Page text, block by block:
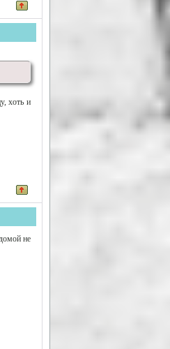
хоть и
не